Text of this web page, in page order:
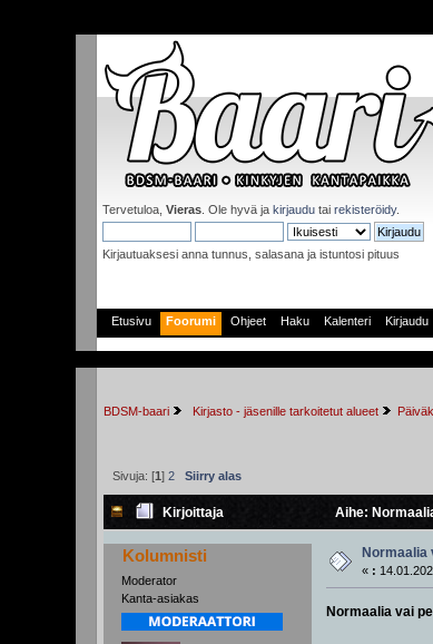
Tervetuloa,Vieras . Ole hyvä jakirjaudu tairekisteröidy.
Kirjautuaksesi anna tunnus, salasana ja istuntosi pituus
Etusivu Foorumi Ohjeet Haku Kalenteri Kirjaudu
BDSM-baari Kirjasto - jäsenille tarkoitetut alueet
Sivuja: [1]2 Siirry alas
Kirjoittaja Aihe:
Kolumnisti
Moderator
Kanta-asiakas
« :
Normaalia vai